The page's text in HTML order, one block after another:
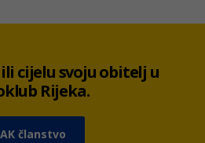
cijelu svoju obitelj u
Rijeka.
članstvo